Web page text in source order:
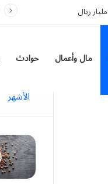
مال وأعمال حوادث
الأشهر